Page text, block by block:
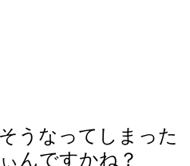
うなってしまった
んですかね？